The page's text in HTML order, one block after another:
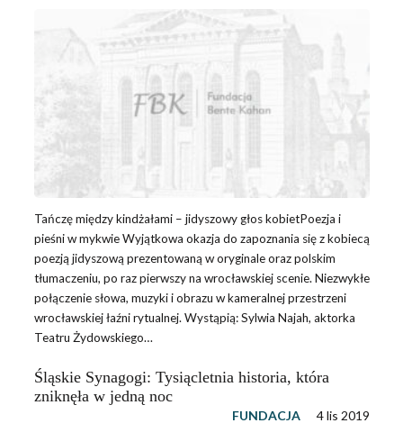
Tańczę między kindżałami – jidyszowy głos kobietPoezja i
pieśni w mykwie Wyjątkowa okazja do zapoznania się z kobiecą
poezją jidyszową prezentowaną w oryginale oraz polskim
tłumaczeniu, po raz pierwszy na wrocławskiej scenie. Niezwykłe
połączenie słowa, muzyki i obrazu w kameralnej przestrzeni
wrocławskiej łaźni rytualnej. Wystąpią: Sylwia Najah, aktorka
Teatru Żydowskiego…
Śląskie Synagogi: Tysiącletnia historia, która
zniknęła w jedną noc
FUNDACJA 4 lis 2019